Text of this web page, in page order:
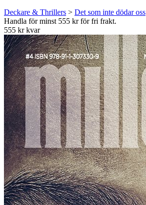
Deckare & Thrillers > Det som inte dödar oss
Handla för minst 555 kr för fri frakt.
555 kr kvar